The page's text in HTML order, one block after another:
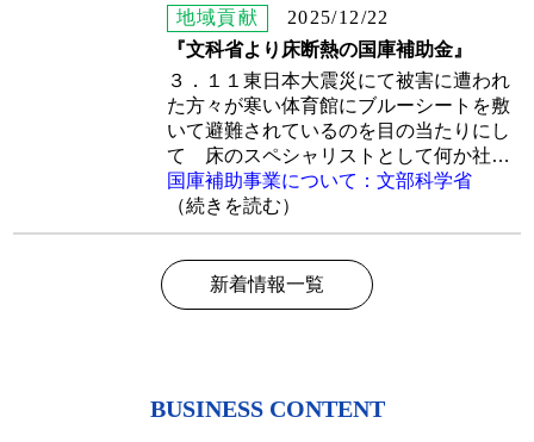
地域貢献
2025/12/22
『文科省より床断熱の国庫補助金』
３．１１東日本大震災にて被害に遭われ
た方々が寒い体育館にブルーシートを敷
いて避難されているのを目の当たりにし
て 床のスペシャリストとして何か社会
に貢献できる事はないのだろうかと私達
は常にそんな思いで活動してきました
床下断熱と長引く集団生活でストレスと
なる振動音を出来るだけ軽減した弊社の
『サーモレイヤー』はこの度の国庫補助
金に該当致します
国庫補助事業について：文部科学省
（続きを読む）
新着情報一覧
BUSINESS CONTENT